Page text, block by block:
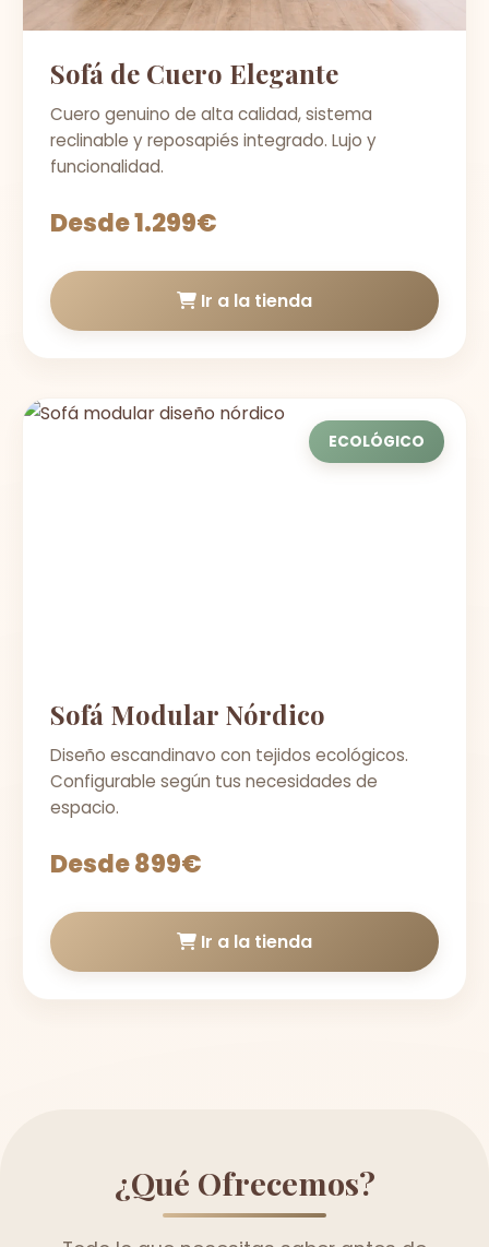
Sofá de Cuero Elegante
Cuero genuino de alta calidad, sistema
reclinable y reposapiés integrado. Lujo y
funcionalidad.
Desde 1.299€
Ir a la tienda
ECOLÓGICO
Sofá Modular Nórdico
Diseño escandinavo con tejidos ecológicos.
Configurable según tus necesidades de
espacio.
Desde 899€
Ir a la tienda
¿Qué Ofrecemos?